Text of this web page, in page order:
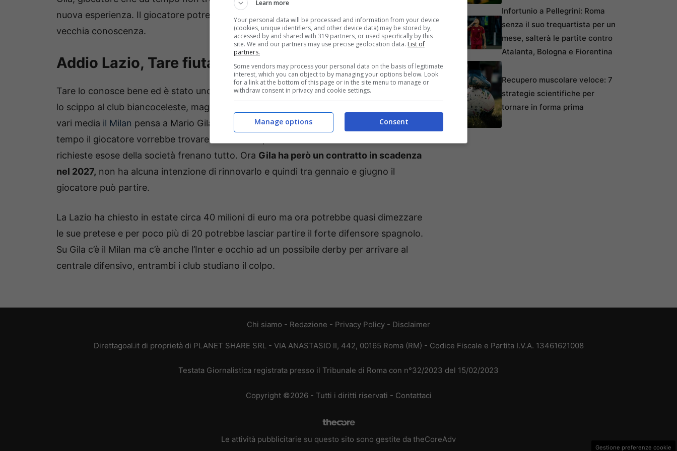
nuova esperienza. Il giocatore potrebbe restare in Italia, in pole position c’è una sua
vecchia conoscenza.
Addio Lazio, Tare fiuta il colpaccio
Tare lo conosce bene ed è stato uno di coloro che lo ha portato alla Lazio ed ora fiuta
lo scippo al club biancoceleste, magari già a gennaio. Secondo il Corriere e in generale
vari media il Milan pensa a Mario Gila per rinforzare la rosa e in particolare la difesa; da
tempo il giocatore vorrebbe trovare un accordo per una nuova avventura ma le
richieste esose della società frenano tutto. Ora Gila ha però un contratto in scadenza
nel 2027, non ha alcuna intenzione di rinnovarlo e quindi tra gennaio e giugno il
giocatore può partire.
La Lazio ha chiesto in estate circa 40 milioni di euro ma ora potrebbe quasi dimezzare
le sue pretese e per poco più di 20 potrebbe lasciar partire il forte difensore spagnolo.
Su Gila c’è il Milan ma c’è anche l’Inter e occhio ad un possibile derby per arrivare al
centrale difensivo, entrambi i club studiano il colpo.
Infortunio a Pellegrini: Roma
senza il suo trequartista per un
mese, salterà le partite contro
Atalanta, Bologna e Fiorentina
Recupero muscolare veloce: 7
strategie scientifiche per
tornare in forma prima
Chi siamo - Redazione - Privacy Policy - Disclaimer
Direttagoal.it di proprietà di PLANET SHARE SRL - VIA ANASTASIO II, 442, 00165 Roma (RM) - Codice Fiscale e Partita I.V.A. 13461621008
Testata Giornalistica registrata presso il Tribunale di Roma con n°32/2023 del 15/02/2023
Copyright ©2026 - Tutti i diritti riservati - Contattaci
Le attività pubblicitarie su questo sito sono gestite da theCoreAdv
Gestione preferenze cookie
Learn more
Your personal data will be processed and information from your device
(cookies, unique identifiers, and other device data) may be stored by,
accessed by and shared with 319 partners, or used specifically by this
site. We and our partners may use precise geolocation data. List of
partners.
Some vendors may process your personal data on the basis of legitimate
interest, which you can object to by managing your options below. Look
for a link at the bottom of this page or in the site menu to manage or
withdraw consent in privacy and cookie settings.
Consent
Manage options